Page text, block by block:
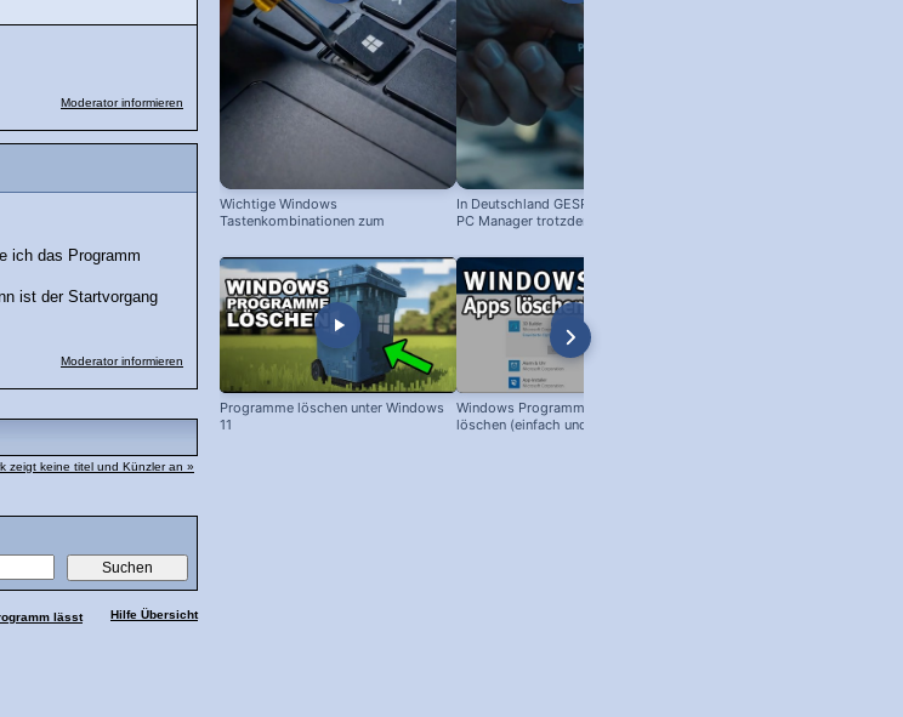
Moderator informieren
ich das Programm
ist der Startvorgang
Moderator informieren
zeigt keine titel und Künzler an »
Hilfe Übersicht
lässt
Wichtige Windows
Tastenkombinationen zum
In Deutschland GESPERRT: Microsoft
PC Manager trotzdem installieren
Programme löschen unter Windows
11
Windows Programme & Apps
löschen (einfach und schnell)!